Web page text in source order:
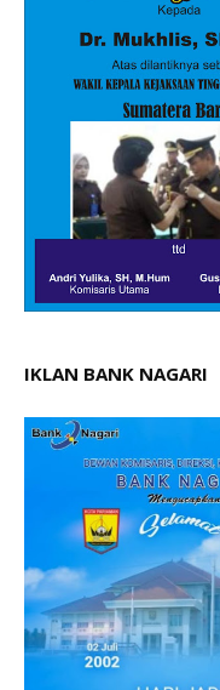
IKLAN BANK NAGARI